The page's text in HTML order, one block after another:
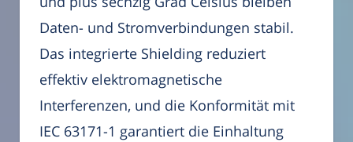
Daten- und Stromverbindungen stabil.
Das integrierte Shielding reduziert
effektiv elektromagnetische
Interferenzen, und die Konformität mit
IEC 63171-1 garantiert die Einhaltung